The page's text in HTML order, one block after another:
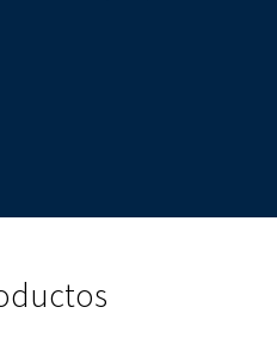
comprobar si hay